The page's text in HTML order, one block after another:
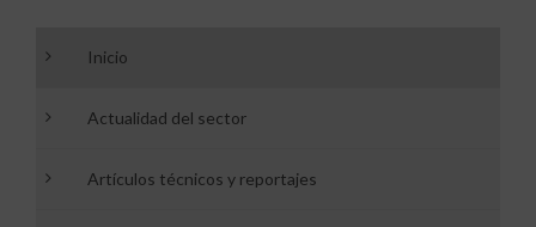
Inicio
Actualidad del sector
Artículos técnicos y reportajes